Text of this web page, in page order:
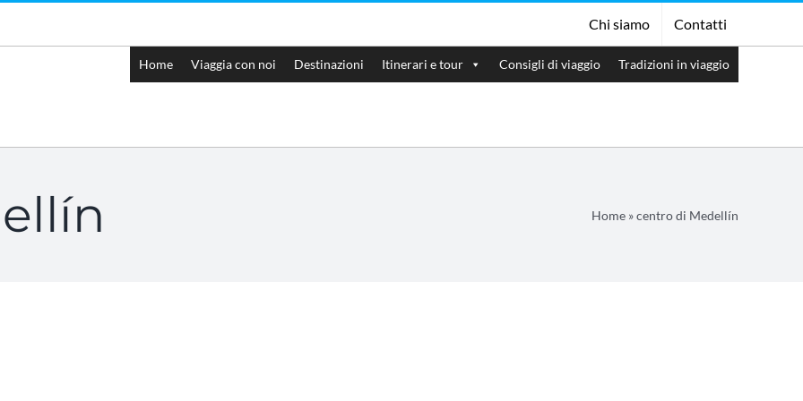
Chi siamo Contatti
Home Viaggia con noi Destinazioni Itinerari e tour Consigli di viaggio Tradizioni in viaggio
Home »centro di Medellín